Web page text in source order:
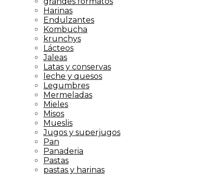
Harinas
Endulzantes
Kombucha
krunchys
Lácteos
Jaleas
Latas y conservas
leche y quesos
Legumbres
Mermeladas
Mieles
Misos
Mueslis
Jugos y superjugos
Pan
Panaderia
Pastas
pastas y harinas